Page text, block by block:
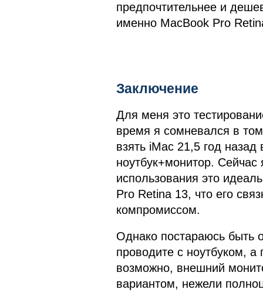
предпочтительнее и
именно MacBook Pro
Заключение
Для меня это
время я сомневался в
взять iMac 21,5 год
ноутбук+монитор.
использования это
Pro Retina 13, что его
компромиссом.
Однако постараюсь быть
проводите с ноутбуком,
возможно, внешний
вариантом, нежели